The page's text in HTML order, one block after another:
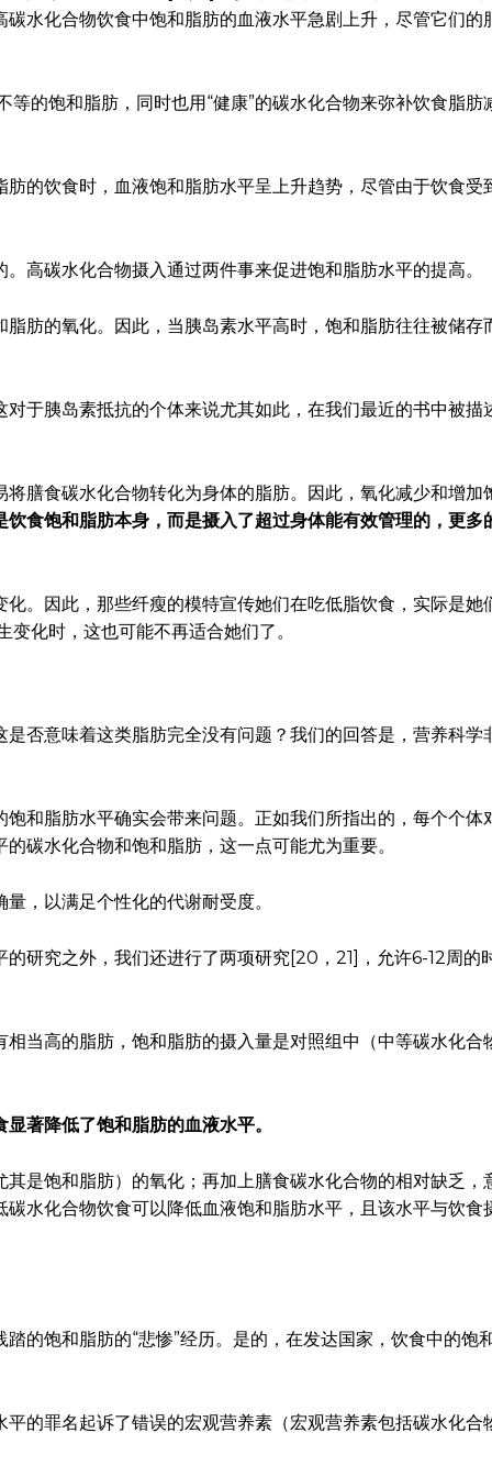
水化合物饮食中饱和脂肪的血液水平急剧上升，尽管它们的
的饱和脂肪，同时也用“健康”的碳水化合物来弥补饮食脂肪
的饮食时，血液饱和脂肪水平呈上升趋势，尽管由于饮食受
高碳水化合物摄入通过两件事来促进饱和脂肪水平的提高。
肪的氧化。因此，当胰岛素水平高时，饱和脂肪往往被储存
于胰岛素抵抗的个体来说尤其如此，在我们最近的书中被描
膳食碳水化合物转化为身体的脂肪。因此，氧化减少和增加
饮食饱和脂肪本身，而是摄入了超过身体能有效管理的，更多
。因此，那些纤瘦的模特宣传她们在吃低脂饮食，实际是她
化时，这也可能不再适合她们了。
否意味着这类脂肪完全没有问题？我们的回答是，营养科学
和脂肪水平确实会带来问题。正如我们所指出的，每个个体
碳水化合物和饱和脂肪，这一点可能尤为重要。
，以满足个性化的代谢耐受度。
研究之外，我们还进行了两项研究[20，21]，允许6-12周的
当高的脂肪，饱和脂肪的摄入量是对照组中（中等碳水化合
著降低了饱和脂肪的血液水平。
是饱和脂肪）的氧化；再加上膳食碳水化合物的相对缺乏，
水化合物饮食可以降低血液饱和脂肪水平，且该水平与饮食
的饱和脂肪的“悲惨”经历。是的，在发达国家，饮食中的饱
的罪名起诉了错误的宏观营养素（宏观营养素包括碳水化合